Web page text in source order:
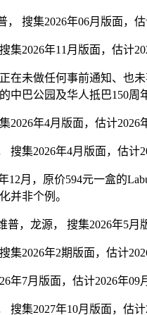
集2026年06月版面，估
年11月版面，估计
未做任何事前通知、也
中巴公园及华人抵巴150周
年4月版面，估计2026
集2026年4月版面，估计
，原价594元一盒的
并非个例。
龙源， 搜集2026年5月版
2026年2期版面，估计
7月版面，估计2026年09
2027年10月版面，估计